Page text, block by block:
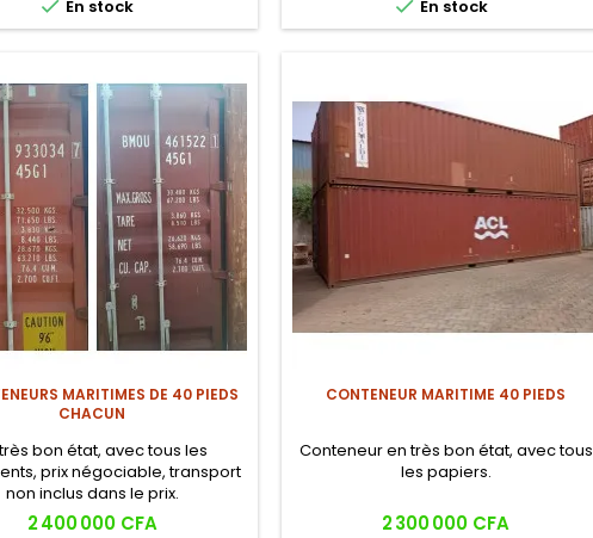
 En stock  En stock
MARITIMES DE 40 PIEDS
CHACUN
bon état, avec tous les
prix négociable, transport
non inclus dans le prix.
Prix
2 400 000 CFA
CONTENEUR MARITIME 40 PIEDS
Conteneur en très bon état, avec tous
les papiers.
Prix
2 300 000 CFA